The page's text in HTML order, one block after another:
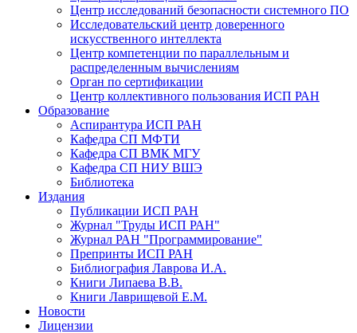
Центр исследований безопасности системного ПО
Исследовательский центр доверенного
искусственного интеллекта
Центр компетенции по параллельным и
распределенным вычислениям
Орган по сертификации
Центр коллективного пользования ИСП РАН
Образование
Аспирантура ИСП РАН
Кафедра СП МФТИ
Кафедра СП ВМК МГУ
Кафедра СП НИУ ВШЭ
Библиотека
Издания
Публикации ИСП РАН
Журнал "Труды ИСП РАН"
Журнал РАН "Программирование"
Препринты ИСП РАН
Библиография Лаврова И.А.
Книги Липаева В.В.
Книги Лаврищевой Е.М.
Новости
Лицензии